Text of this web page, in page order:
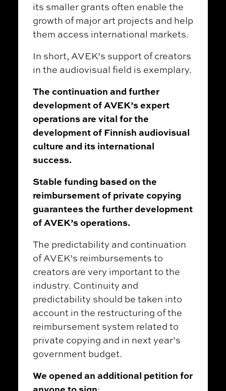
its smaller grants often enable the
growth of major art projects and help
them access international markets.
In short, AVEK’s support of creators
in the audiovisual field is exemplary.
The continuation and further
development of AVEK’s expert
operations are vital for the
development of Finnish audiovisual
culture and its international
success.
Stable funding based on the
reimbursement of private copying
guarantees the further development
of AVEK’s operations.
The predictability and continuation
of AVEK’s reimbursements to
creators are very important to the
industry. Continuity and
predictability should be taken into
account in the restructuring of the
reimbursement system related to
private copying and in next year’s
government budget.
We opened an additional petition for